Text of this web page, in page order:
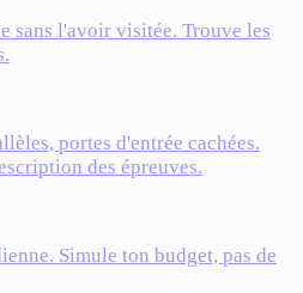
sans l'avoir visitée. Trouve les
portes d'entrée cachées.
des épreuves.
Simule ton budget, pas de